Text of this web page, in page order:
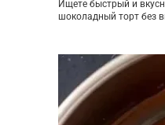
Ищете быстрый и
шоколадный торт без